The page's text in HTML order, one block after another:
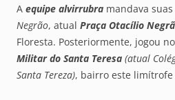
A equipe alvirrubra mandava
Negrão, atual Praça Otacílio
Floresta. Posteriormente, jogou no
Militar do Santa Teresa (atual
Santa Tereza), bairro este